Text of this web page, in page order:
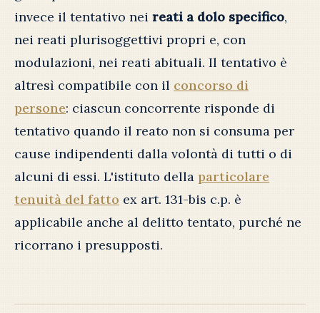
invece il tentativo nei reati a dolo specifico,
nei reati plurisoggettivi propri e, con
modulazioni, nei reati abituali. Il tentativo è
altresì compatibile con il concorso di
persone: ciascun concorrente risponde di
tentativo quando il reato non si consuma per
cause indipendenti dalla volontà di tutti o di
alcuni di essi. L'istituto della particolare
tenuità del fatto ex art. 131-bis c.p. è
applicabile anche al delitto tentato, purché ne
ricorrano i presupposti.